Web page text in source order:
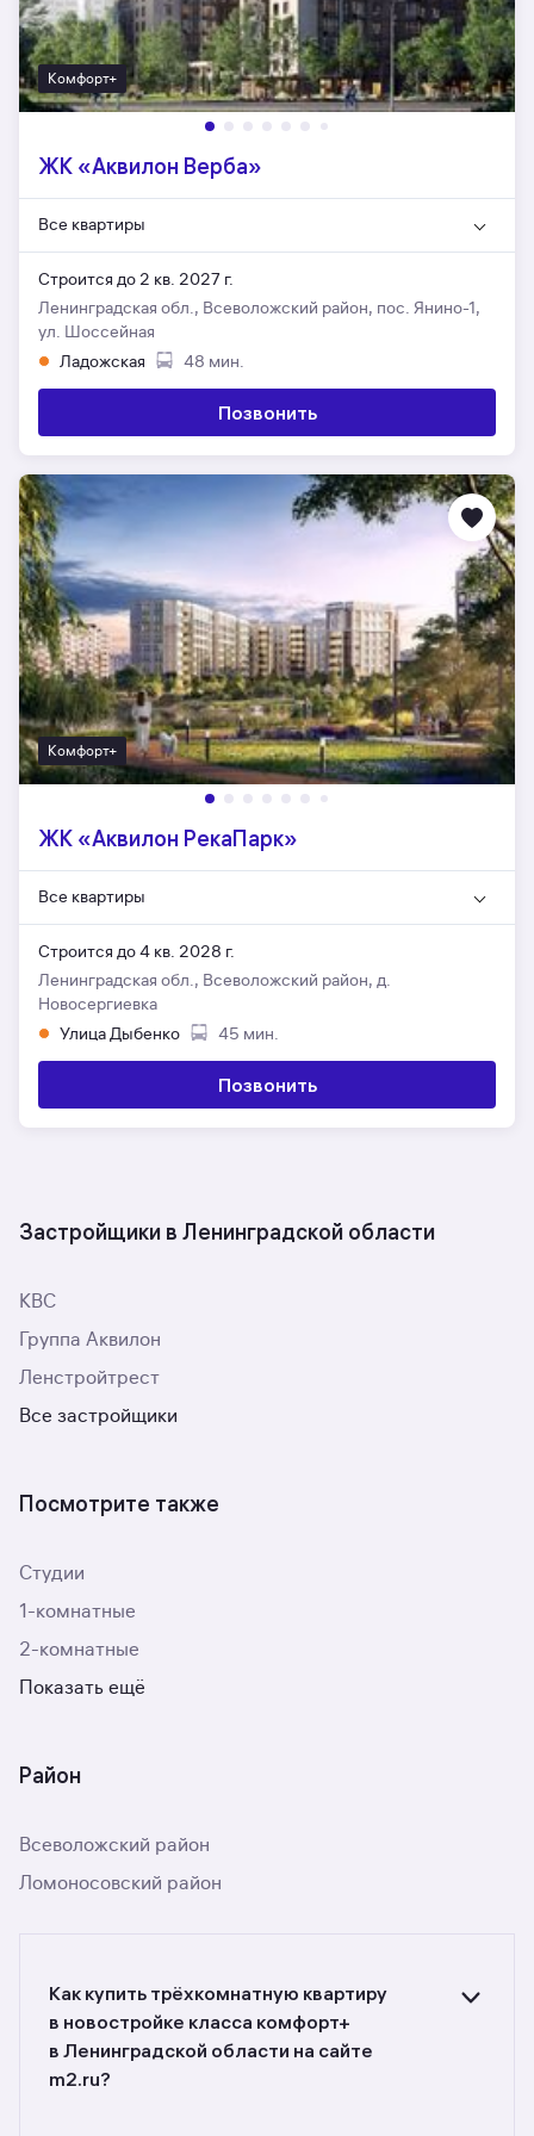
Комфорт+
ЖК «Аквилон Верба»
Все квартиры
Строится до 2 кв. 2027 г.
Ленинградская обл., Всеволожский район, пос. Янино-1,
ул. Шоссейная
Ладожская
48 мин.
Позвонить
Комфорт+
ЖК «Аквилон РекаПарк»
Все квартиры
Строится до 4 кв. 2028 г.
Ленинградская обл., Всеволожский район, д.
Новосергиевка
Улица Дыбенко
45 мин.
Позвонить
Застройщики в Ленинградской области
КВС
Группа Аквилон
Ленстройтрест
Все застройщики
Посмотрите также
Студии
1-комнатные
2-комнатные
Показать ещё
Район
Всеволожский район
Ломоносовский район
Как купить трёхкомнатную квартиру
в новостройке класса комфорт+
в Ленинградской области на сайте
m2.ru?